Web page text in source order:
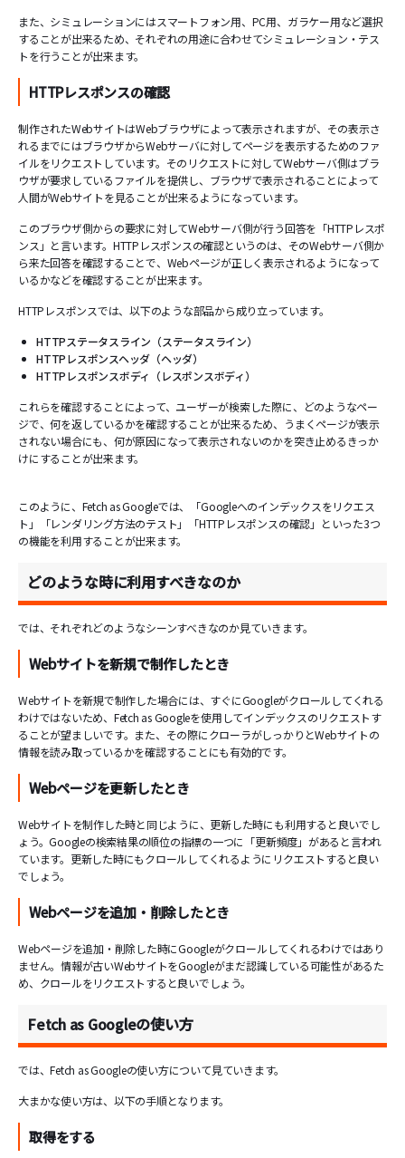
また、シミュレーションにはスマートフォン用、PC用、ガラケー用など選択
することが出来るため、それぞれの用途に合わせてシミュレーション・テス
トを行うことが出来ます。
HTTPレスポンスの確認
制作されたWebサイトはWebブラウザによって表示されますが、その表示さ
れるまでにはブラウザからWebサーバに対してページを表示するためのファ
イルをリクエストしています。そのリクエストに対してWebサーバ側はブラ
ウザが要求しているファイルを提供し、ブラウザで表示されることによって
人間がWebサイトを見ることが出来るようになっています。
このブラウザ側からの要求に対してWebサーバ側が行う回答を「HTTPレスポ
ンス」と言います。HTTPレスポンスの確認というのは、そのWebサーバ側か
ら来た回答を確認することで、Webページが正しく表示されるようになって
いるかなどを確認することが出来ます。
HTTPレスポンスでは、以下のような部品から成り立っています。
HTTPステータスライン（ステータスライン）
HTTPレスポンスヘッダ（ヘッダ）
HTTPレスポンスボディ（レスポンスボディ）
これらを確認することによって、ユーザーが検索した際に、どのようなペー
ジで、何を返しているかを確認することが出来るため、うまくページが表示
されない場合にも、何が原因になって表示されないのかを突き止めるきっか
けにすることが出来ます。
このように、Fetch as Googleでは、「Googleへのインデックスをリクエス
ト」「レンダリング方法のテスト」「HTTPレスポンスの確認」といった3つ
の機能を利用することが出来ます。
どのような時に利用すべきなのか
では、それぞれどのようなシーンすべきなのか見ていきます。
Webサイトを新規で制作したとき
Webサイトを新規で制作した場合には、すぐにGoogleがクロールしてくれる
わけではないため、Fetch as Googleを使用してインデックスのリクエストす
ることが望ましいです。また、その際にクローラがしっかりとWebサイトの
情報を読み取っているかを確認することにも有効的です。
Webページを更新したとき
Webサイトを制作した時と同じように、更新した時にも利用すると良いでし
ょう。Googleの検索結果の順位の指標の一つに「更新頻度」があると言われ
ています。更新した時にもクロールしてくれるようにリクエストすると良い
でしょう。
Webページを追加・削除したとき
Webページを追加・削除した時にGoogleがクロールしてくれるわけではあり
ません。情報が古いWebサイトをGoogleがまだ認識している可能性があるた
め、クロールをリクエストすると良いでしょう。
Fetch as Googleの使い方
では、Fetch as Googleの使い方について見ていきます。
大まかな使い方は、以下の手順となります。
取得をする